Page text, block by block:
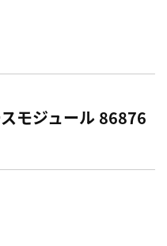
モジュール 86876